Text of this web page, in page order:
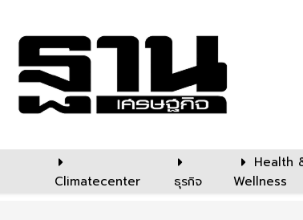
Climatecenter ธุรกิจ
Health
Wellness